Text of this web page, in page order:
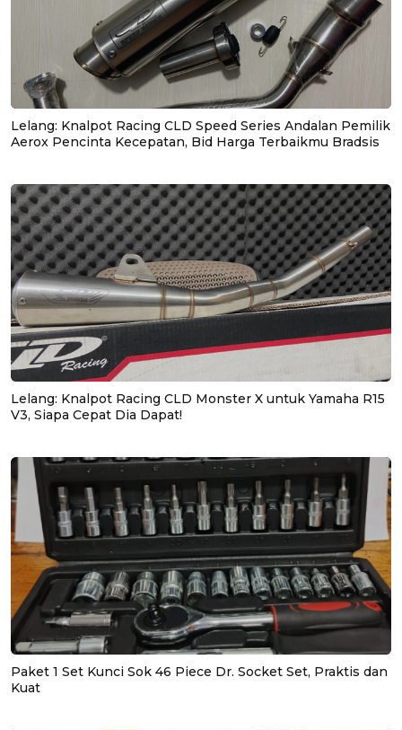
Lelang: Knalpot Racing CLD Speed Series Andalan Pemilik
Aerox Pencinta Kecepatan, Bid Harga Terbaikmu Bradsis
Lelang: Knalpot Racing CLD Monster X untuk Yamaha R15
V3, Siapa Cepat Dia Dapat!
Paket 1 Set Kunci Sok 46 Piece Dr. Socket Set, Praktis dan
Kuat